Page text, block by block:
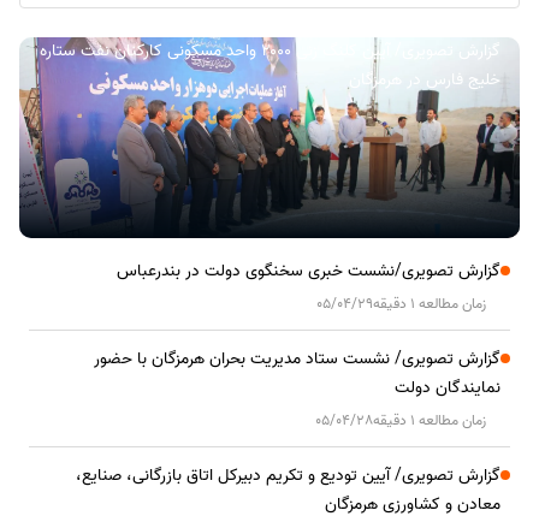
گزارش تصویری/ آیین کلنگ زنی ۲۰۰۰ واحد مسکونی کارکنان نفت ستاره
خلیج فارس در هرمزگان
گزارش تصویری/نشست خبری سخنگوی دولت در بندرعباس
زمان مطالعه 1 دقیقه 05/04/29
گزارش تصویری/ نشست ستاد مدیریت بحران هرمزگان با حضور
نمایندگان دولت
زمان مطالعه 1 دقیقه 05/04/28
گزارش تصویری/ آیین تودیع و تکریم دبیرکل اتاق بازرگانی، صنایع،
معادن و کشاورزی هرمزگان